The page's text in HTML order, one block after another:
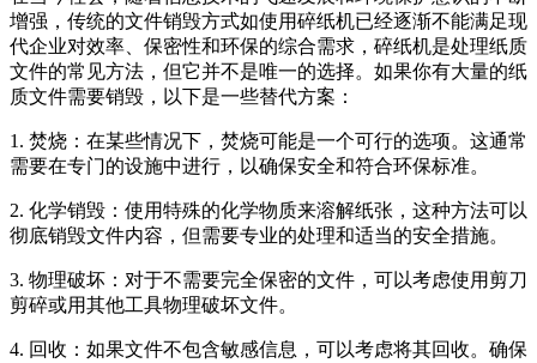
增强，传统的文件销毁方式如使用碎纸机已经逐渐不能满足现
代企业对效率、保密性和环保的综合需求，碎纸机是处理纸质
文件的常见方法，但它并不是唯一的选择。如果你有大量的纸
质文件需要销毁，以下是一些替代方案：
1. 焚烧：在某些情况下，焚烧可能是一个可行的选项。这通常
需要在专门的设施中进行，以确保安全和符合环保标准。
2. 化学销毁：使用特殊的化学物质来溶解纸张，这种方法可以
彻底销毁文件内容，但需要专业的处理和适当的安全措施。
3. 物理破坏：对于不需要完全保密的文件，可以考虑使用剪刀
剪碎或用其他工具物理破坏文件。
4. 回收：如果文件不包含敏感信息，可以考虑将其回收。确保